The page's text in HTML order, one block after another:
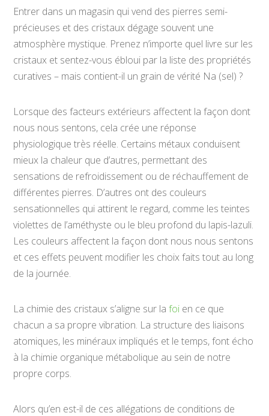
Entrer dans un magasin qui vend des pierres semi-
précieuses et des cristaux dégage souvent une
atmosphère mystique. Prenez n’importe quel livre sur les
cristaux et sentez-vous ébloui par la liste des propriétés
curatives – mais contient-il un grain de vérité Na (sel) ?
Lorsque des facteurs extérieurs affectent la façon dont
nous nous sentons, cela crée une réponse
physiologique très réelle. Certains métaux conduisent
mieux la chaleur que d’autres, permettant des
sensations de refroidissement ou de réchauffement de
différentes pierres. D’autres ont des couleurs
sensationnelles qui attirent le regard, comme les teintes
violettes de l’améthyste ou le bleu profond du lapis-lazuli.
Les couleurs affectent la façon dont nous nous sentons
et ces effets peuvent modifier les choix faits tout au long
de la journée.
La chimie des cristaux s’aligne sur lafoi en ce que
chacun a sa propre vibration. La structure des liaisons
atomiques, les minéraux impliqués et le temps, font écho
à la chimie organique métabolique au sein de notre
propre corps.
Alors qu’en est-il de ces allégations de conditions de